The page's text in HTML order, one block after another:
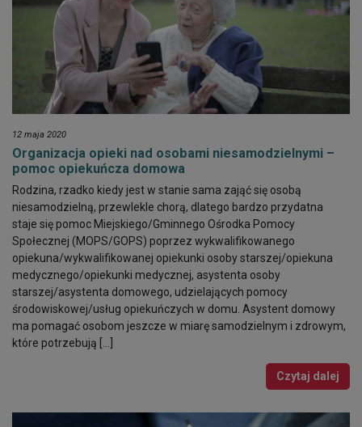
12 maja 2020
Organizacja opieki nad osobami niesamodzielnymi –
pomoc opiekuńcza domowa
Rodzina, rzadko kiedy jest w stanie sama zająć się osobą
niesamodzielną, przewlekle chorą, dlatego bardzo przydatna
staje się pomoc Miejskiego/Gminnego Ośrodka Pomocy
Społecznej (MOPS/GOPS) poprzez wykwalifikowanego
opiekuna/wykwalifikowanej opiekunki osoby starszej/opiekuna
medycznego/opiekunki medycznej, asystenta osoby
starszej/asystenta domowego, udzielających pomocy
środowiskowej/usług opiekuńczych w domu. Asystent domowy
ma pomagać osobom jeszcze w miarę samodzielnym i zdrowym,
które potrzebują […]
Czytaj dalej